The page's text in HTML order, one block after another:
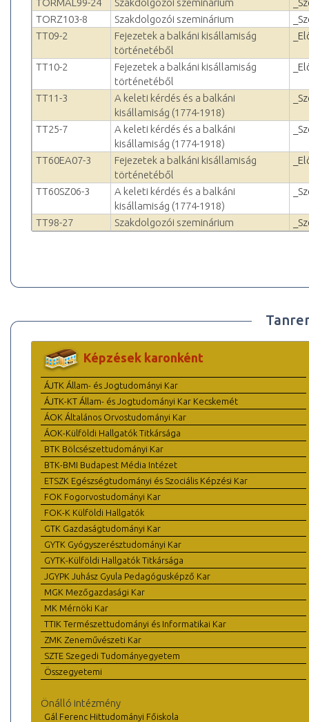
TORMAL99-24
Szakdolgozói szeminárium
TORZ103-8
Szakdolgozói szeminárium
TT09-2
Fejezetek a balkáni kisállamiság
történetéből
TT10-2
Fejezetek a balkáni kisállamiság
történetéből
TT11-3
A keleti kérdés és a balkáni
kisállamiság (1774-1918)
TT25-7
A keleti kérdés és a balkáni
kisállamiság (1774-1918)
TT60EA07-3
Fejezetek a balkáni kisállamiság
történetéből
TT60SZ06-3
A keleti kérdés és a balkáni
kisállamiság (1774-1918)
TT98-27 Szakdolgozói szeminárium
Képzések karonként
ÁJTK Állam- és Jogtudományi Kar
ÁJTK-KT Állam- és Jogtudományi Kar Kecskemét
ÁOK Általános Orvostudományi Kar
ÁOK-Külföldi Hallgatók Titkársága
BTK Bölcsészettudományi Kar
BTK-BMI Budapest Média Intézet
ETSZK Egészségtudományi és Szociális Képzési Kar
FOK Fogorvostudományi Kar
FOK-K Külföldi Hallgatók
GTK Gazdaságtudományi Kar
GYTK Gyógyszerésztudományi Kar
GYTK-Külföldi Hallgatók Titkársága
JGYPK Juhász Gyula Pedagógusképző Kar
MGK Mezőgazdasági Kar
MK Mérnöki Kar
TTIK Természettudományi és Informatikai Kar
ZMK Zeneművészeti Kar
SZTE Szegedi Tudományegyetem
Összegyetemi
Önálló intézmény
Gál Ferenc Hittudományi Főiskola